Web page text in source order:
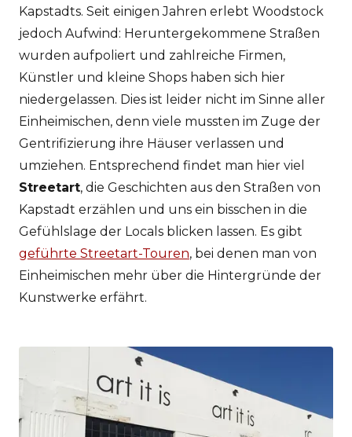
Kapstadts. Seit einigen Jahren erlebt Woodstock
jedoch Aufwind: Heruntergekommene Straßen
wurden aufpoliert und zahlreiche Firmen,
Künstler und kleine Shops haben sich hier
niedergelassen. Dies ist leider nicht im Sinne aller
Einheimischen, denn viele mussten im Zuge der
Gentrifizierung ihre Häuser verlassen und
umziehen. Entsprechend findet man hier viel
Streetart, die Geschichten aus den Straßen von
Kapstadt erzählen und uns ein bisschen in die
Gefühlslage der Locals blicken lassen. Es gibt
geführte Streetart-Touren, bei denen man von
Einheimischen mehr über die Hintergründe der
Kunstwerke erfährt.